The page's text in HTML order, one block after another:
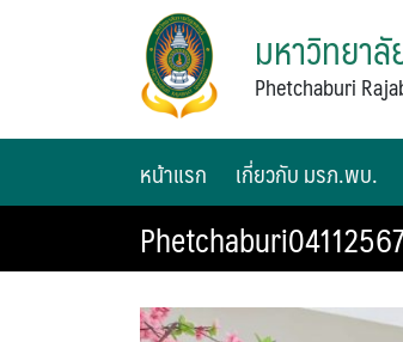
มหาวิทยา
Phetchaburi
หน้าแรก เกี่ยวกับ มรภ.พบ.